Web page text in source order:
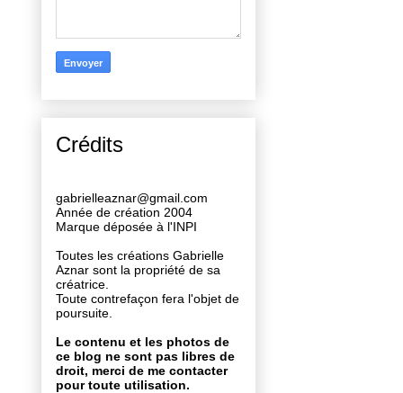
Crédits
gabrielleaznar@gmail.com
Année de création 2004
Marque déposée à l'INPI
Toutes les créations Gabrielle
Aznar sont la propriété de sa
créatrice.
Toute contrefaçon fera l'objet de
poursuite.
Le contenu et les photos de
ce blog ne sont pas libres de
droit, merci de me contacter
pour toute utilisation.